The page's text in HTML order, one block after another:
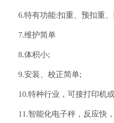
6.特有功能:扣重、预扣重
7.维护简单
8.体积小;
9.安装、校正简单;
10.特种行业，可接打印机
11.智能化电子秤，反应快